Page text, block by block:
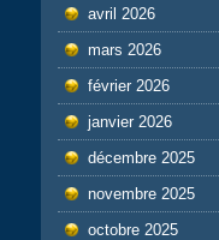
avril 2026
mars 2026
février 2026
janvier 2026
décembre 2025
novembre 2025
octobre 2025